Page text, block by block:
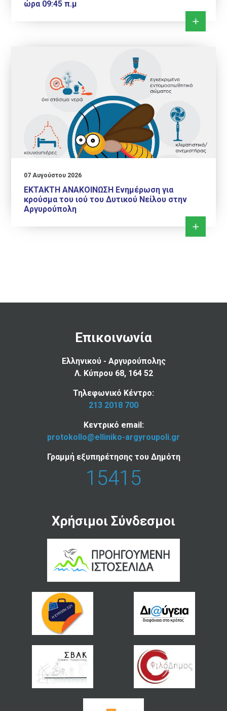
ώρα 09:45 π.μ
07 Αυγούστου 2026
ΕΚΤΑΚΤΗ ΑΝΑΚΟΙΝΩΣΗ Ενημέρωση για
κρούσμα του ιού του Δυτικού Νείλου στην
Αργυρούπολη
Επικοινωνία
Ελληνικού - Αργυρούπολης
Λ. Κύπρου 68, 164 52
Τηλεφωνικό Κέντρο:
213 2018 700
Κεντρικό email:
protokollo@elliniko-argyroupoli.gr
Γραμμή εξυπηρέτησης του Δημότη
15415
Χρήσιμοι Σύνδεσμοι